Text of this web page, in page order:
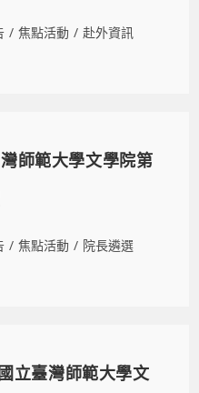
/ 焦點活動 / 赴外資訊
師範大學文學院第
/ 焦點活動 / 院長遴選
立臺灣師範大學文